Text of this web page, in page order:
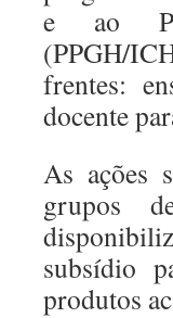
e ao
(PPGH/
frentes:
docente
As ações
grupos
subsídio
produtos